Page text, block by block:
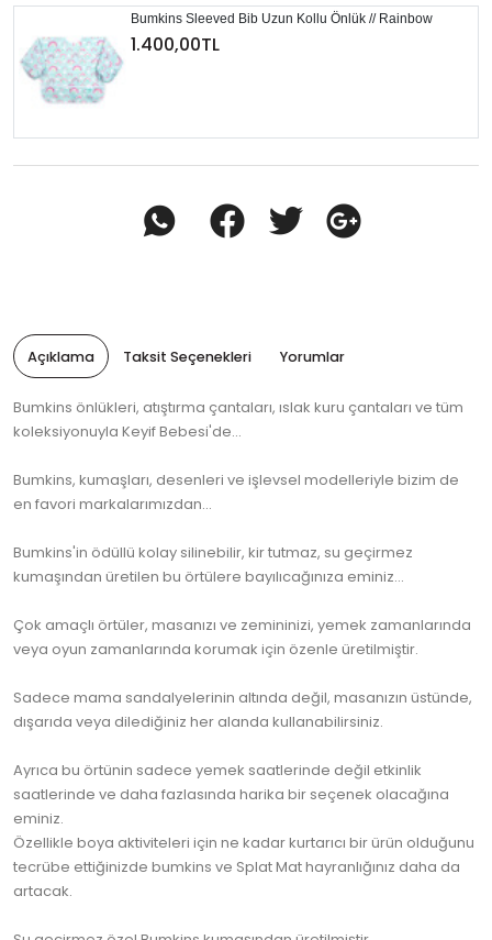
Bumkins Sleeved Bib Uzun Kollu Önlük // Rainbow
1.400,00TL
Açıklama Taksit Seçenekleri Yorumlar
Bumkins önlükleri, atıştırma çantaları, ıslak kuru çantaları ve tüm
koleksiyonuyla Keyif Bebesi'de...
Bumkins, kumaşları, desenleri ve işlevsel modelleriyle bizim de
en favori markalarımızdan...
Bumkins'in ödüllü kolay silinebilir, kir tutmaz, su geçirmez
kumaşından üretilen bu örtülere bayılıcağınıza eminiz...
Çok amaçlı örtüler, masanızı ve zemininizi, yemek zamanlarında
veya oyun zamanlarında korumak için özenle üretilmiştir.
Sadece mama sandalyelerinin altında değil, masanızın üstünde,
dışarıda veya dilediğiniz her alanda kullanabilirsiniz.
Ayrıca bu örtünin sadece yemek saatlerinde değil etkinlik
saatlerinde ve daha fazlasında harika bir seçenek olacağına
eminiz.
Özellikle boya aktiviteleri için ne kadar kurtarıcı bir ürün olduğunu
tecrübe ettiğinizde bumkins ve Splat Mat hayranlığınız daha da
artacak.